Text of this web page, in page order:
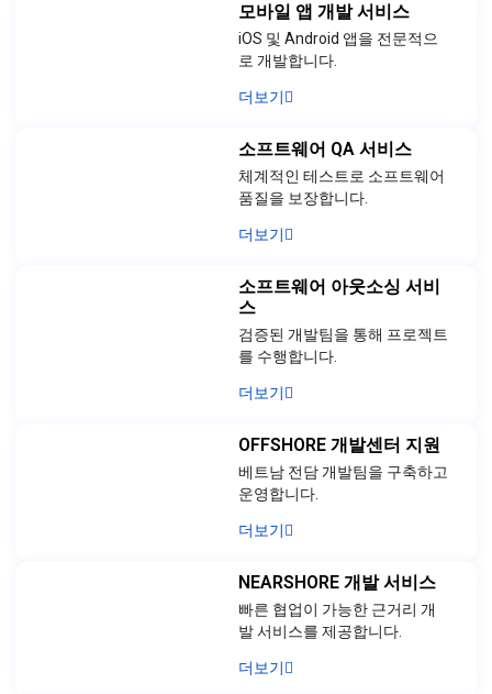
모바일 앱 개발 서비스
iOS 및 Android 앱을 전문적으
로 개발합니다.
더보기
소프트웨어 QA 서비스
체계적인 테스트로 소프트웨어
품질을 보장합니다.
더보기
소프트웨어 아웃소싱 서비
스
검증된 개발팀을 통해 프로젝트
를 수행합니다.
더보기
OFFSHORE 개발센터 지원
베트남 전담 개발팀을 구축하고
운영합니다.
더보기
NEARSHORE 개발 서비스
빠른 협업이 가능한 근거리 개
발 서비스를 제공합니다.
더보기